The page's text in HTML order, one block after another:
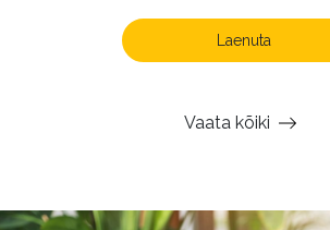
Laenuta
Vaata kõiki